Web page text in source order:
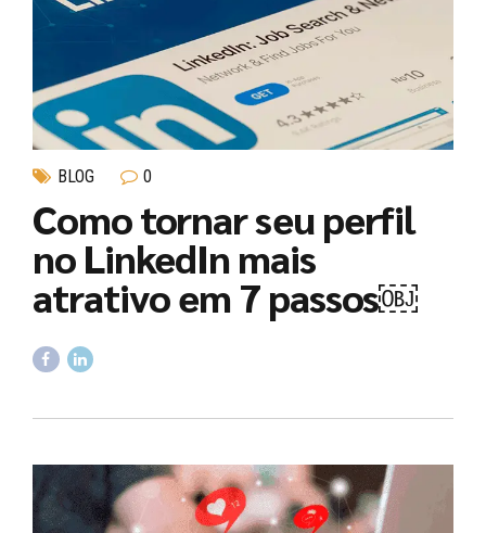
BLOG 0
Como tornar seu perfil
no LinkedIn mais
atrativo em 7 passos￼